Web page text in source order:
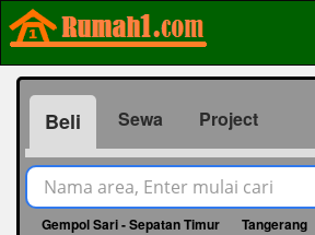
Beli Sewa Project
Gempol Sari - Sepatan Timur Tangerang